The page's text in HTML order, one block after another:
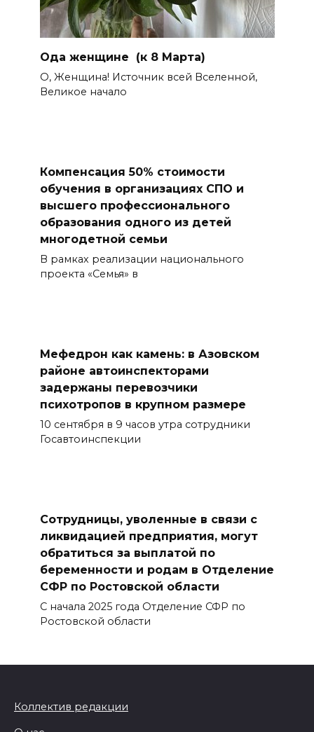
Ода женщине (к 8 Марта)
О, Женщина! Источник всей Вселенной,
Великое начало
Компенсация 50% стоимости
обучения в организациях СПО и
высшего профессионального
образования одного из детей
многодетной семьи
В рамках реализации национального
проекта «Семья» в
Мефедрон как камень: в Азовском
районе автоинспекторами
задержаны перевозчики
психотропов в крупном размере
10 сентября в 9 часов утра сотрудники
Госавтоинспекции
Сотрудницы, уволенные в связи с
ликвидацией предприятия, могут
обратиться за выплатой по
беременности и родам в Отделение
СФР по Ростовской области
С начала 2025 года Отделение СФР по
Ростовской области
Коллектив редакции